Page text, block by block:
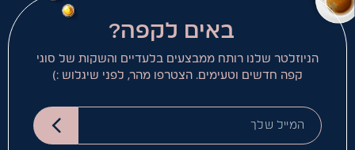
באים לקפה?
הניוזלטר שלנו רותח ממבצעים בלעדיים והשקות של סוגי
קפה חדשים וטעימים. הצטרפו מהר, לפני שיגלוש :)
המייל שלך